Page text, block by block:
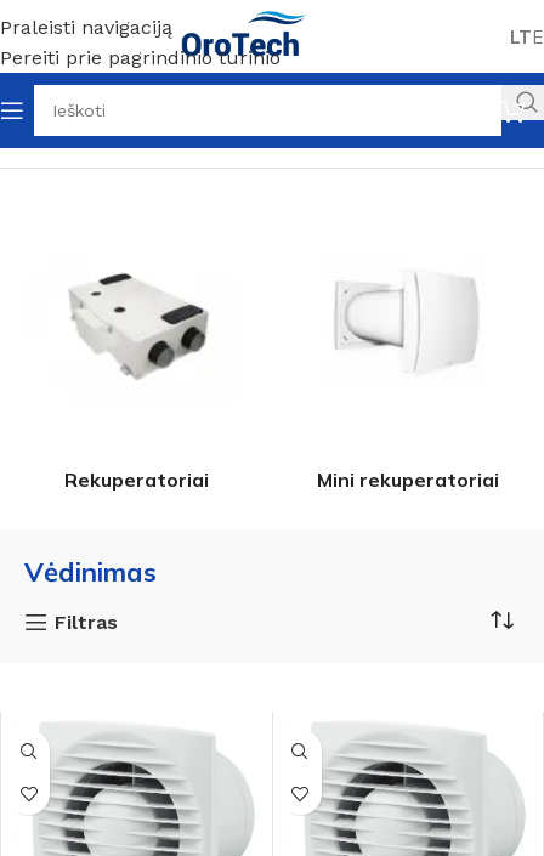
Praleisti navigaciją
Pereiti prie pagrindinio turinio
LT
Pradžia Vėdinimas Puslapis 9
Rekuperatoriai Mini rekuperatoriai
Vėdinimas
Filtras